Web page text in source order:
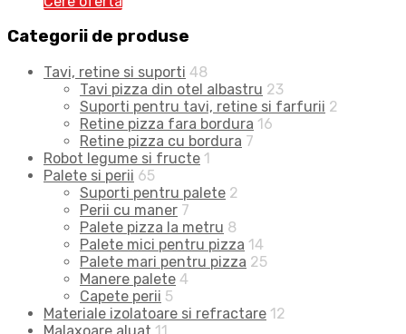
Categorii de produse
Tavi, retine si suporti 48
Tavi pizza din otel albastru 23
Suporti pentru tavi, retine si farfurii 2
Retine pizza fara bordura 16
Retine pizza cu bordura 7
Robot legume si fructe 1
Palete si perii 65
Suporti pentru palete 2
Perii cu maner 7
Palete pizza la metru 8
Palete mici pentru pizza 14
Palete mari pentru pizza 25
Manere palete 4
Capete perii 5
Materiale izolatoare si refractare 12